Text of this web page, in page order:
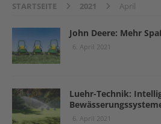
STARTSEITE 2021 April
John Deere: Mehr
6. April 2021
Luehr-Technik:
6. April 2021